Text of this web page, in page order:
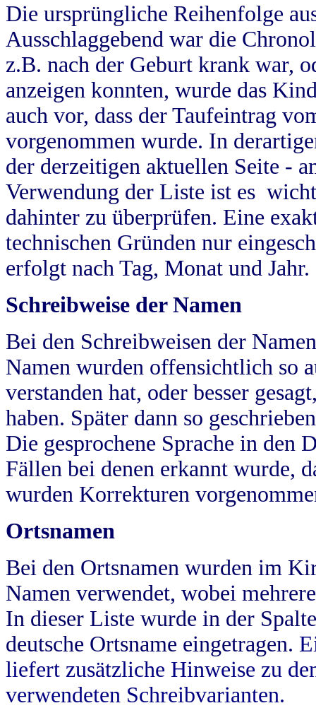
Die ursprüngliche Reihenfolge
Ausschlaggebend war die
z.B. nach der Geburt krank war,
anzeigen konnten, wurde das
auch vor, dass der Taufeintrag
vorgenommen wurde. In
der derzeitigen aktuellen Seite -
Verwendung der Liste ist es
dahinter zu überprüfen. Eine
technischen Gründen nur
erfolgt nach Tag, Monat und Jahr.
Schreibweise der Namen
Bei den Schreibweisen der
Namen wurden offensichtlich so
verstanden hat, oder besser
haben. Später dann so
Die gesprochene Sprache in
Fällen bei denen erkannt wurde,
wurden Korrekturen
Ortsnamen
Bei den Ortsnamen wurden im
Namen verwendet, wobei
In dieser Liste wurde in der
deutsche Ortsname eingetragen.
liefert zusätzliche Hinweise zu
verwendeten Schreibvarianten.